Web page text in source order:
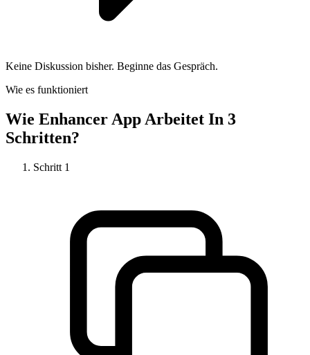
Keine Diskussion bisher. Beginne das Gespräch.
Wie es funktioniert
Wie Enhancer App Arbeitet In 3
Schritten?
Schritt 1